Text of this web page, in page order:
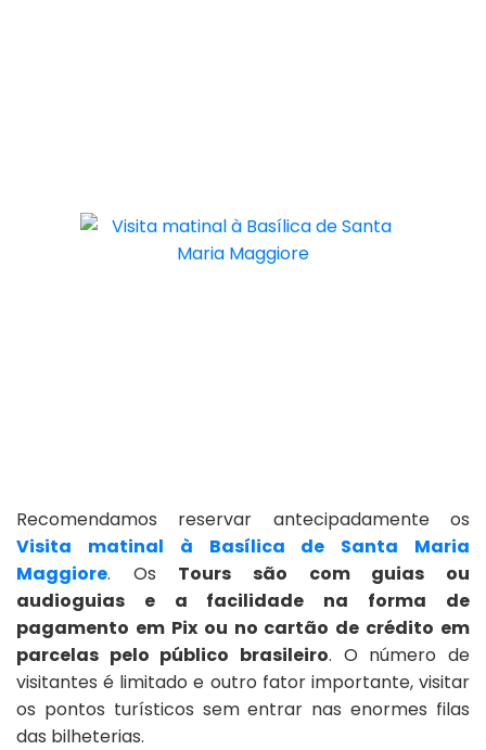
Recomendamos reservar antecipadamente os
Visita matinal à Basílica de Santa Maria
Maggiore. Os Tours são com guias ou
audioguias e a facilidade na forma de
pagamento em Pix ou no cartão de crédito em
parcelas pelo público brasileiro. O número de
visitantes é limitado e outro fator importante, visitar
os pontos turísticos sem entrar nas enormes filas
das bilheterias.